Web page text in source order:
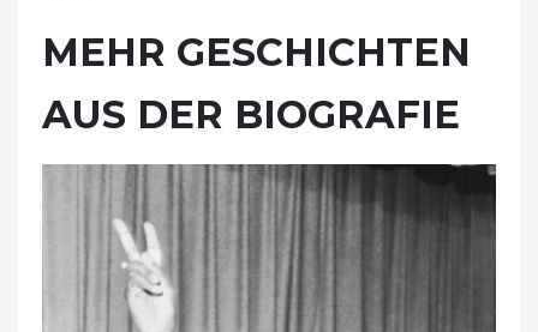
MEHR GESCHICHTEN
AUS DER BIOGRAFIE